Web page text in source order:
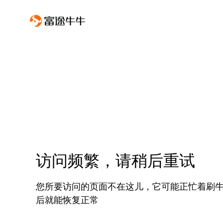
访问频繁，请稍后重试
您所要访问的页面不在这儿，它可能正忙着刷
后就能恢复正常